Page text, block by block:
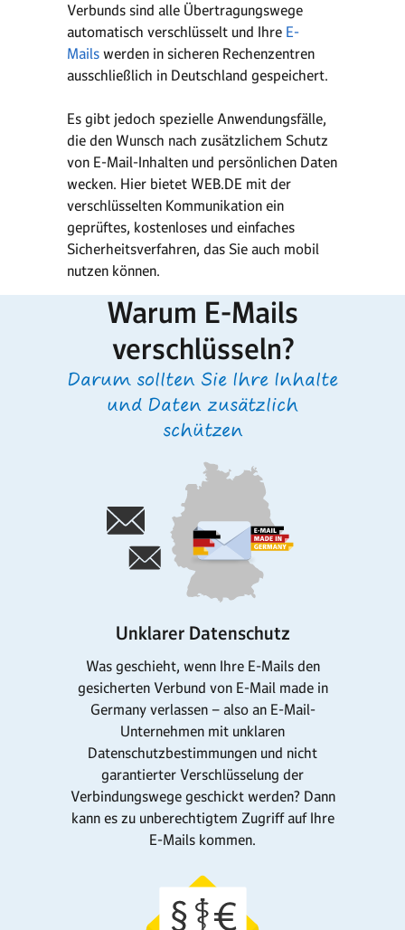
Verbunds sind alle Übertragungswege
automatisch verschlüsselt und Ihre E-
Mails werden in sicheren Rechenzentren
ausschließlich in Deutschland gespeichert.
Es gibt jedoch spezielle Anwendungsfälle,
die den Wunsch nach zusätzlichem Schutz
von E-Mail-Inhalten und persönlichen Daten
wecken. Hier bietet WEB.DE mit der
verschlüsselten Kommunikation ein
geprüftes, kostenloses und einfaches
Sicherheitsverfahren, das Sie auch mobil
nutzen können.
Warum E-Mails
verschlüsseln?
Darum sollten Sie Ihre Inhalte
und Daten zusätzlich
schützen
Unklarer Datenschutz
Was geschieht, wenn Ihre E-Mails den
gesicherten Verbund von E-Mail made in
Germany verlassen – also an E-Mail-
Unternehmen mit unklaren
Datenschutzbestimmungen und nicht
garantierter Verschlüsselung der
Verbindungswege geschickt werden? Dann
kann es zu unberechtigtem Zugriff auf Ihre
E-Mails kommen.